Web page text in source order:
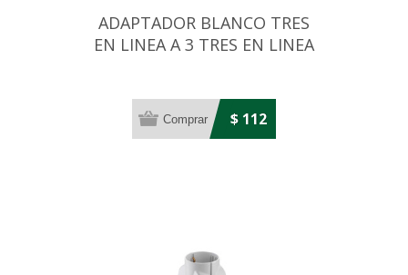
ADAPTADOR BLANCO TRES
EN LINEA A 3 TRES EN LINEA
$ 112